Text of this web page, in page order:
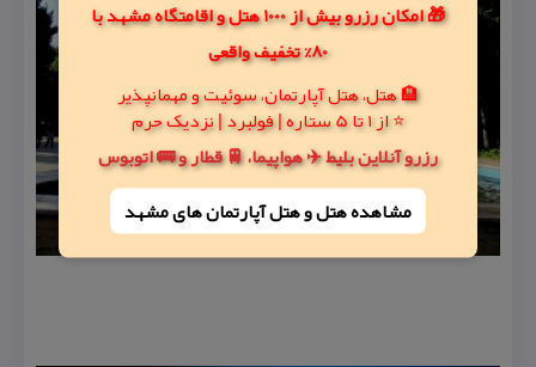
🎁 امکان رزرو بیش از 1000 هتل و اقامتگاه مشهد با
80% تخفیف واقعی
🏨 هتل، هتل آپارتمان، سوئیت و مهمانپذیر
⭐ از 1 تا 5 ستاره | فولبرد | نزدیک حرم
رزرو آنلاین بلیط ✈️ هواپیما، 🚆 قطار و 🚌 اتوبوس
مشاهده هتل و هتل‌ آپارتمان های مشهد